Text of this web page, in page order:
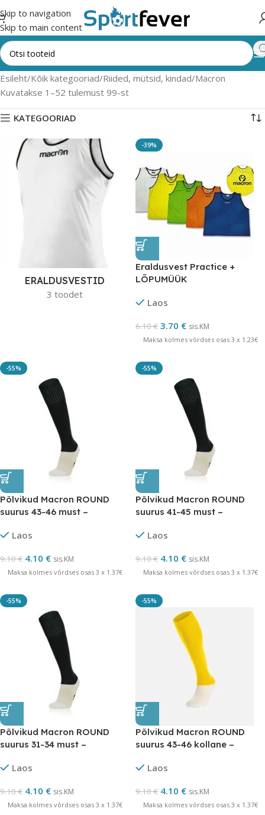
Skip to navigation
Skip to main content
Esileht Kõik kategooriad Riided, mütsid, kindad Macron
Kuvatakse 1–52 tulemust 99-st
KATEGOORIAD
ERALDUSVESTID
3 toodet
-39%
Eraldusvest Practice +
LÕPUMÜÜK
Laos
6.10€ 3.70 € sis.KM
Maksa kolmes võrdses osas 3 x 1.23€
-55%
Põlvikud Macron ROUND
suurus 43-46 must –
Laos
9.10€ 4.10 € sis.KM
Maksa kolmes võrdses osas 3 x 1.37€
-55%
Põlvikud Macron ROUND
suurus 41-45 must –
Laos
9.10€ 4.10 € sis.KM
Maksa kolmes võrdses osas 3 x 1.37€
-55%
Põlvikud Macron ROUND
suurus 31-34 must –
Laos
9.10€ 4.10 € sis.KM
Maksa kolmes võrdses osas 3 x 1.37€
-55%
Põlvikud Macron ROUND
suurus 43-46 kollane –
Laos
9.10€ 4.10 € sis.KM
Maksa kolmes võrdses osas 3 x 1.37€